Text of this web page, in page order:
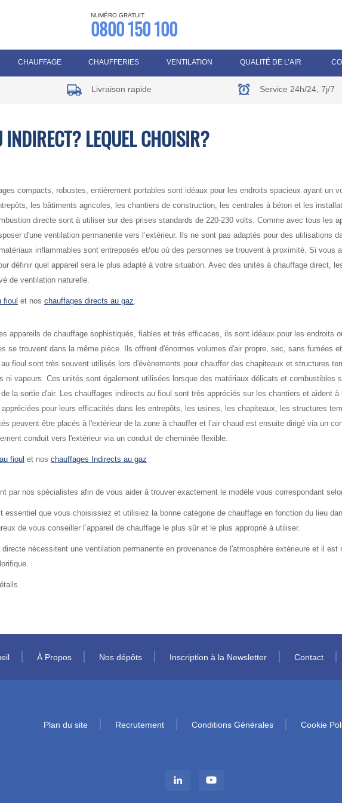
NUMÉRO GRATUIT
0800 150 100
CHAUFFAGE CHAUFFERIES VENTILATION QUALITÉ DE L’AIR
Livraison rapide Service 24h/24, 7j/7
INDIRECT? LEQUEL CHOISIR?
compacts, robustes, entièrement portables sont idéaux pour les endroits spacieux ayant un
les bâtiments agricoles, les chantiers de construction, les centrales à béton et les
directe sont à utiliser sur des prises standards de 220-230 volts. Comme avec tous les
d'une ventilation permanente vers l’extérieur. Ils ne sont pas adaptés pour des utilisations
inflammables sont entreposés et/ou où des personnes se trouvent à proximité. Si vous
définir quel appareil sera le plus adapté à votre situation. Avec des unités à chauffage direct,
de ventilation naturelle.
fioul et nos chauffages directs au gaz
appareils de chauffage sophistiqués, fiables et très efficaces, ils sont idéaux pour les endroits
se trouvent dans la même pièce. Ils offrent d'énormes volumes d'air propre, sec, sans fumées
fioul sont très souvent utilisés lors d'évènements pour chauffer des chapiteaux et structures
ni vapeurs. Ces unités sont également utilisées lorsque des matériaux délicats et combustibles
la sortie d'air. Les chauffages indirects au fioul sont très appréciés sur les chantiers et aident
pour leurs efficacités dans les entrepôts, les usines, les chapiteaux, les structures
peuvent être placés à l'extérieur de la zone à chauffer et l’air chaud est ensuite dirigé via un
conduit vers l'extérieur via un conduit de cheminée flexible.
fioul et nos chauffages Indirects au gaz
par nos spécialistes afin de vous aider à trouver exactement le modèle vous correspondant
que vous choisissiez et utilisiez la bonne catégorie de chauffage en fonction du lieu
de vous conseiller l’appareil de chauffage le plus sûr et le plus approprié à utiliser.
nécessitent une ventilation permanente en provenance de l'atmosphère extérieure et il est
À Propos Nos dépôts Inscription à la Newsletter Contact
Plan du site Recrutement Conditions Générales Cookie